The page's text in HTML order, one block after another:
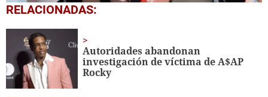
0
seconds
minute,
56
seconds
RELACIONADAS:
Autoridades abandonan
investigación de víctima de A$AP
Rocky